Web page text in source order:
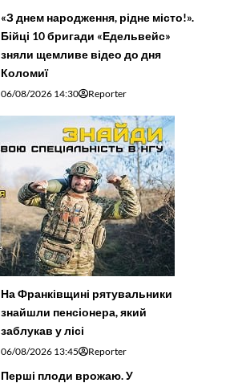
«З днем народження, рідне місто!».
Бійці 10 бригади «Едельвейс»
зняли щемливе відео до дня
Коломиї
06/08/2026 14:30 Reporter
На Франківщині рятувальники
знайшли пенсіонера, який
заблукав у лісі
06/08/2026 13:45 Reporter
Перші плоди врожаю. У